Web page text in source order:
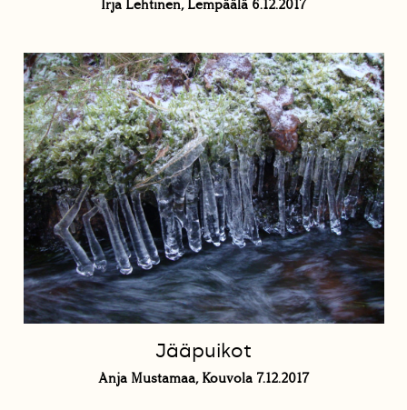
Irja Lehtinen, Lempäälä 6.12.2017
Jääpuikot
Anja Mustamaa, Kouvola 7.12.2017